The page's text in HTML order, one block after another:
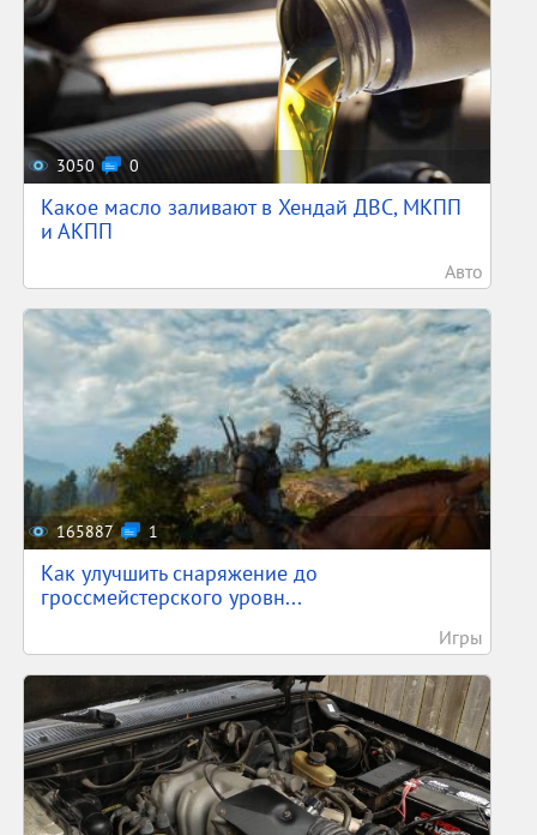
3050 0
Какое масло заливают в Хендай ДВС, МКПП
и АКПП
Авто
165887 1
Как улучшить снаряжение до
гроссмейстерского уровн...
Игры